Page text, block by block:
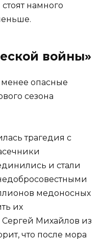
намного
войны»
трагедия с
и стали
медоносных
их
Михайлов из
что после мора